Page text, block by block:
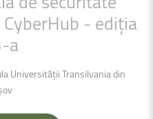
CyberHub - ediția
a
Universității Transilvania din